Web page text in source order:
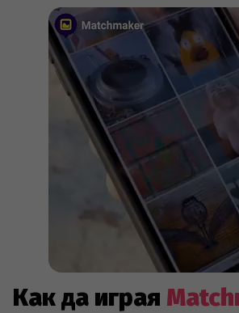
Как да играя